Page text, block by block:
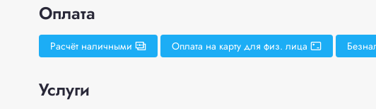
Оплата
Расчёт наличными Оплата на карту для физ. лица
Услуги